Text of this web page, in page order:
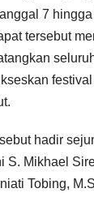
7
tersebut
hadir
S. Mikhael
Tobing,